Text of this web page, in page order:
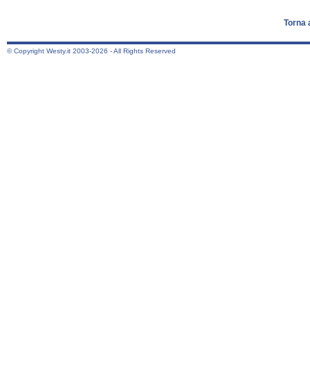
Torna
© Copyright Westy.it 2003-2026 - All Rights Reserved